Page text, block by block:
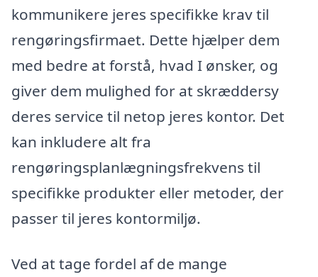
kommunikere jeres specifikke krav til
rengøringsfirmaet. Dette hjælper dem
med bedre at forstå, hvad I ønsker, og
giver dem mulighed for at skræddersy
deres service til netop jeres kontor. Det
kan inkludere alt fra
rengøringsplanlægningsfrekvens til
specifikke produkter eller metoder, der
passer til jeres kontormiljø.
Ved at tage fordel af de mange